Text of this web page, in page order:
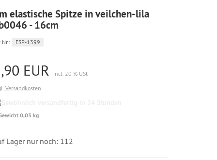
elastische Spitze in veilchen-lila
- 16cm
ESP-1399
EUR
incl. 20 % USt
Versandkosten
0,03 kg
Lager nur noch: 112